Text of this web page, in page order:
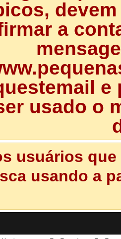
a
usado o
usuários
usando a